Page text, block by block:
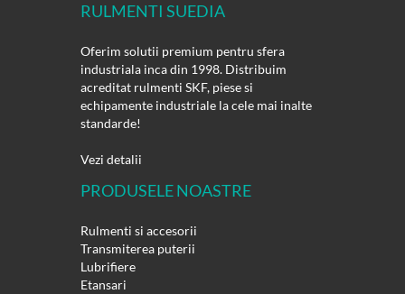
RULMENTI SUEDIA
Oferim solutii premium pentru sfera
industriala inca din 1998. Distribuim
acreditat rulmenti SKF, piese si
echipamente industriale la cele mai inalte
standarde!
Vezi detalii
PRODUSELE NOASTRE
Rulmenti si accesorii
Transmiterea puterii
Lubrifiere
Etansari